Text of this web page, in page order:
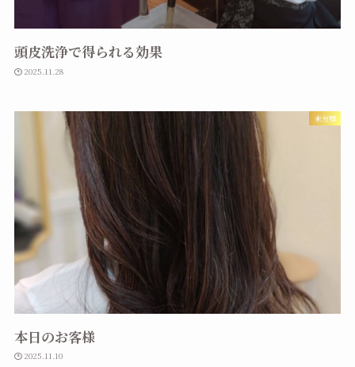
頭皮洗浄で得られる効果
2025.11.28
未分類
本日のお客様
2025.11.10